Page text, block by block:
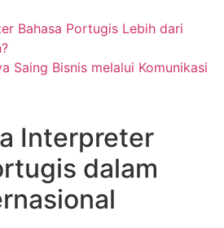
Bahasa Portugis Lebih dari
Saing Bisnis melalui Komunikasi
Interpreter
dalam